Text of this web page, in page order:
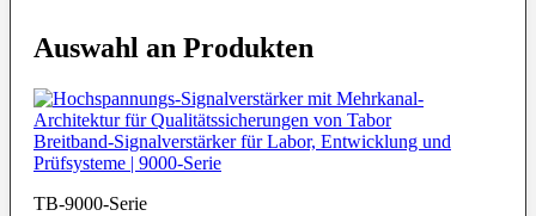
Auswahl an Produkten
Breitband-Signalverstärker für Labor, Entwicklung und
Prüfsysteme | 9000-Serie
TB-9000-Serie